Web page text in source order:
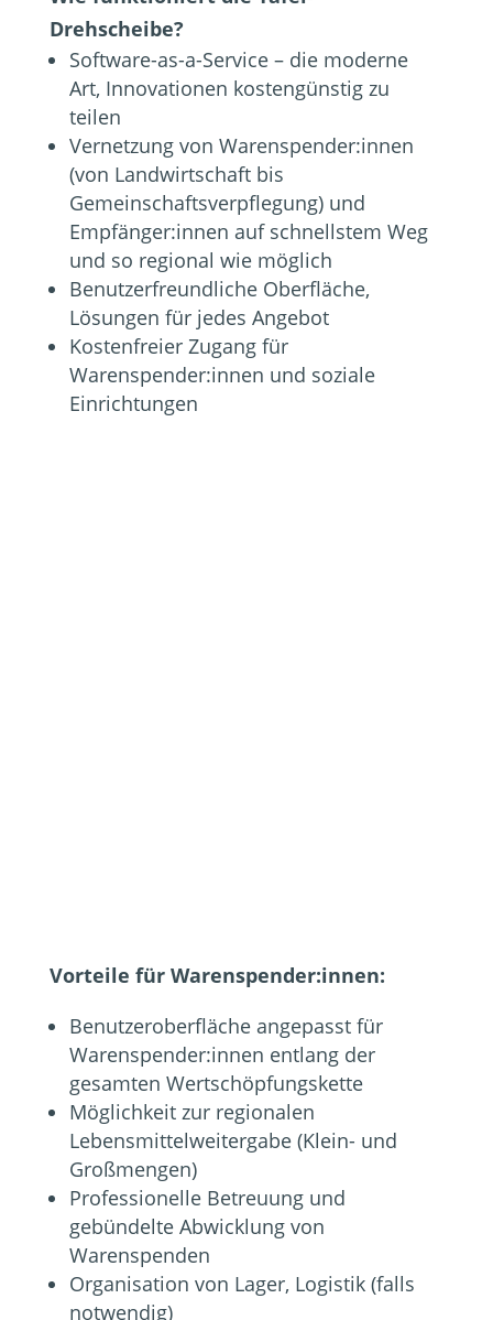
Drehscheibe?
Software-as-a-Service – die moderne
Art, Innovationen kostengünstig zu
teilen
Vernetzung von Warenspender:innen
(von Landwirtschaft bis
Gemeinschaftsverpflegung) und
Empfänger:innen auf schnellstem Weg
und so regional wie möglich
Benutzerfreundliche Oberfläche,
Lösungen für jedes Angebot
Kostenfreier Zugang für
Warenspender:innen und soziale
Einrichtungen
Vorteile für Warenspender:innen:
Benutzeroberfläche angepasst für
Warenspender:innen entlang der
gesamten Wertschöpfungskette
Möglichkeit zur regionalen
Lebensmittelweitergabe (Klein- und
Großmengen)
Professionelle Betreuung und
gebündelte Abwicklung von
Warenspenden
Organisation von Lager, Logistik (falls
notwendig)